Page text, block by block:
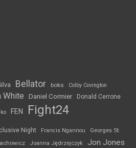
Bellator boks Colby Covington
White Daniel Cormier Donald Cerrone
FEN Fight24
Night Francis Ngannou
Georges St.
Joanna Jędrzejczyk Jon Jones